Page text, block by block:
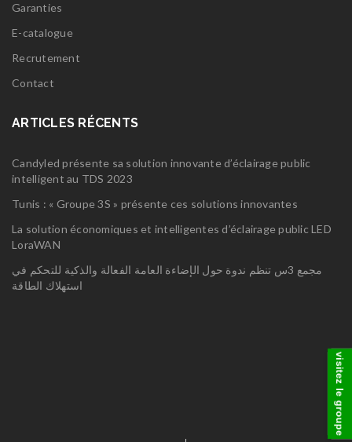
Garanties
E-catalogue
Recrutement
Contact
ARTICLES RÉCENTS
Candyled présente sa solution innovante d’éclairage public
intelligent au TDS 2023
Tunis : « Groupe 3S » présente ces solutions innovantes
La solution économiques et intelligentes d’éclairage public LED
LoraWAN
مجمع 3س تنظم ندوة حول الإضاءة العامة الفعالة والذكية للتحكم في
استهلاك الطاقة
visitez le groupe